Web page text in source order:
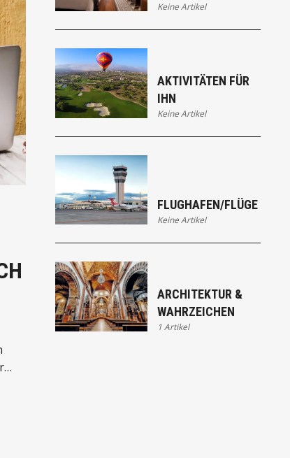
Keine Artikel
AKTIVITÄTEN FÜR
IHN
Keine Artikel
FLUGHAFEN/FLÜGE
Keine Artikel
ARCHITEKTUR &
WAHRZEICHEN
1 Artikel